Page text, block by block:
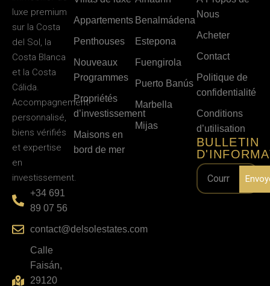
luxe premium
sur la Costa
del Sol, la
Costa Blanca
et la Costa
Cálida.
Accompagnement
personnalisé,
biens vérifiés
et expertise
en
investissement.
+34 691
89 07 56
contact@delsolestates.com
Calle
Faisán,
29120
Appartements
Penthouses
Nouveaux
Programmes
Propriétés
d’investissement
Maisons en
bord de mer
Benalmádena
Estepona
Fuengirola
Puerto Banús
Marbella
Mijas
Nous
Acheter
Contact
Politique de
confidentialité
Conditions
d’utilisation
BULLETIN